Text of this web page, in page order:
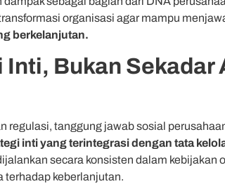
organisasi agar mampu
berkelanjutan.
Inti, Bukan
regulasi, tanggung jawab sosial
inti yang terintegrasi dengan tata
secara konsisten dalam kebijakan
terhadap keberlanjutan.